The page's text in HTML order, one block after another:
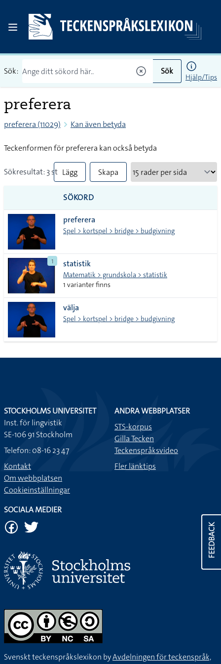
Sök: Sök
Hjälp/Tips
preferera
preferera (11029) Kan även betyda
Teckenformen för preferera kan också betyda
Sökresultat: 3 st Lägg
till
alla i
lista
Skapa
SÖKORD
preferera
Spel > kortspel > bridge > budgivning
1 statistik
Matematik > grundskola > statistik
1 varianter finns
välja
Spel > kortspel > bridge > budgivning
FEEDBACK
STOCKHOLMS UNIVERSITET
Inst. för lingvistik
SE-106 91 Stockholm
Telefon: 08-16 23 47
Kontakt
Om webbplatsen
Cookieinställningar
ANDRA WEBBPLATSER
STS-korpus
Gilla Tecken
Teckenspråksvideo
Fler länktips
SOCIALA MEDIER
Svenskt teckenspråkslexikon byAvdelningen för teckenspråk,